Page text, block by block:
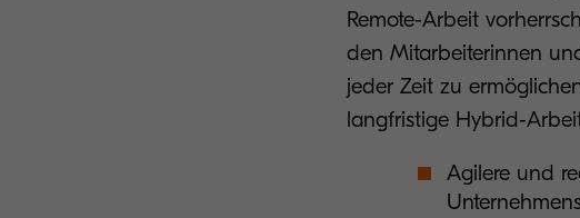
Remote-Arbeit
den Mitarbeiterinnen
jeder Zeit zu
langfristige Hybrid-
Agilere und